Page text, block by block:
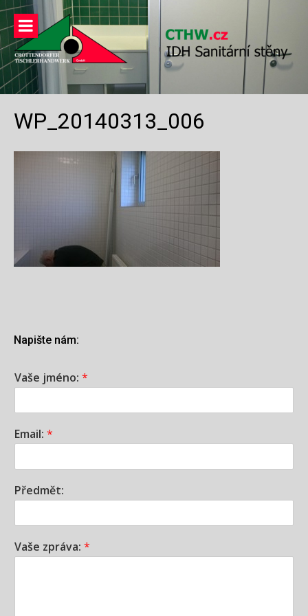
Přeskočit
na
obsah
WP_20140313_006
Napište nám:
Vaše jméno: *
Email: *
Předmět:
Vaše zpráva: *